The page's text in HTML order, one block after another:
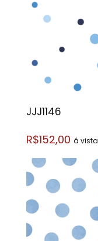
JJJ1146
R$152,00 á vista